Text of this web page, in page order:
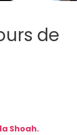
de
Shoah.